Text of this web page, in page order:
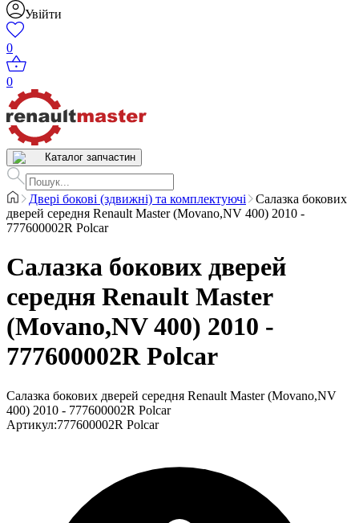
Увійти
0
0
Каталог запчастин
Двері бокові (здвижні) та комплектуючі
Салазка бокових
дверей середня Renault Master (Movano,NV 400) 2010 -
777600002R Polcar
Салазка бокових дверей
середня Renault Master
(Movano,NV 400) 2010 -
777600002R Polcar
Салазка бокових дверей середня Renault Master (Movano,NV
400) 2010 - 777600002R Polcar
Артикул:777600002R Polcar